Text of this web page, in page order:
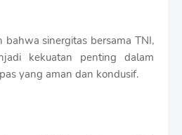
bahwa sinergitas bersama TNI,
kekuatan penting dalam
yang aman dan kondusif.